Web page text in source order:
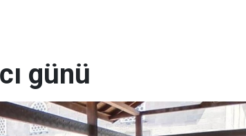
günü